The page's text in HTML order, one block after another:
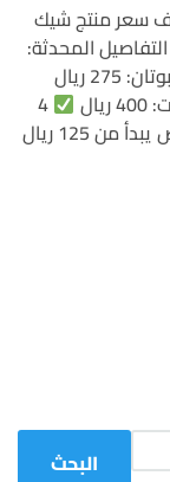
شيك
اوف
في
السعودية
2026
|
سعر منتج شيك
المحدثة:
عبوتان: 275 ريال
4
6 عبوات فأكثر: سعر خاص يبدأ من 125 ريال
البحث